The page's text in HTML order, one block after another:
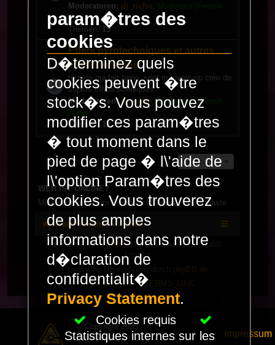
Moderatoren: dj_richu
Moderator (French
Zone)
Themen: 15
Effets pyrotechniques et autres
effets de scène
tout ce qui fait bang, sent mauvais ou crée de
supers effets scéniques
Moderatoren: dj_richu ,Moderator (French
Zone)
Themen: 12
Gehe zu
WER IST ONLINE?
Mitglieder in diesem Forum: 0 Mitglieder und 2 Gäste
LaserFreak.net Forum
Powered byphpBB® Forum Software © phpBB
Limited
phpBB.de
PRIVACY_LINK|TERMS_LINK
© Copyright 2025 -
LaserFreak.net
Impressum
param�tres des
cookies
D�terminez quels
cookies peuvent �tre
stock�s. Vous pouvez
modifier ces param�tres
� tout moment dans le
pied de page � l\'aide de
l\'option Param�tres des
cookies. Vous trouverez
de plus amples
informations dans notre
d�claration de
confidentialit�
Privacy Statement.
Cookies requis
Statistiques internes sur les